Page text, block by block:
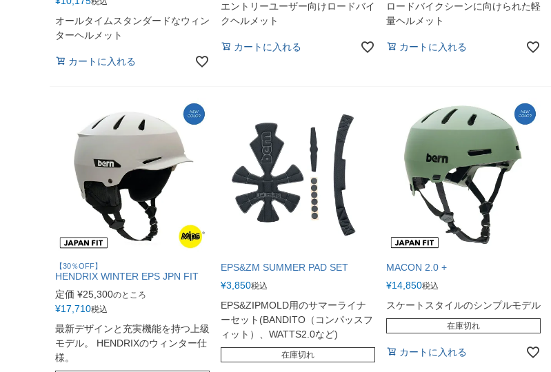
オールタイムスタンダードなウィン
ターヘルメット
カートに入れる
エントリーユーザー向けロードバイ
クヘルメット
カートに入れる
ロードバイクシーンに向けられた軽
量ヘルメット
カートに入れる
【30％OFF】
HENDRIX WINTER EPS JPN FIT
定価 ¥25,300のところ
¥17,710税込
最新デザインと充実機能を持つ上級
モデル。 HENDRIXのウィンター仕
様。
EPS&ZM SUMMER PAD SET
¥3,850税込
EPS&ZIPMOLD用のサマーライナ
ーセット(BANDITO（コンパッスフ
ィット）、WATTS2.0など)
在庫切れ
MACON 2.0 +
¥14,850税込
スケートスタイルのシンプルモデル
在庫切れ
カートに入れる